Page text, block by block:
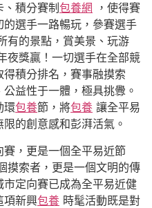
積分賽制 包養網 ，使得賽
選手一路暢玩，參賽選手
有的景點，賞美景、玩游
夜獎贏！一切選手在全部競
積分排名，賽事融摸索
益性于一體，極具挑釁。
環包養節，將包養 讓全平易
的創意感和彭湃活氣。
，更是一個全平易近節
摸索者，更是一個文明的傳
定向賽已成為全平易近健
項新興包養 時髦活動既是對